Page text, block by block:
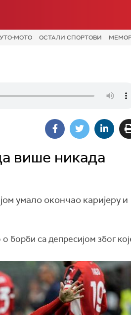
МОТО ОСТАЛИ СПОРТОВИ
више никада
умало окончао каријеру и
борби са депресијом због